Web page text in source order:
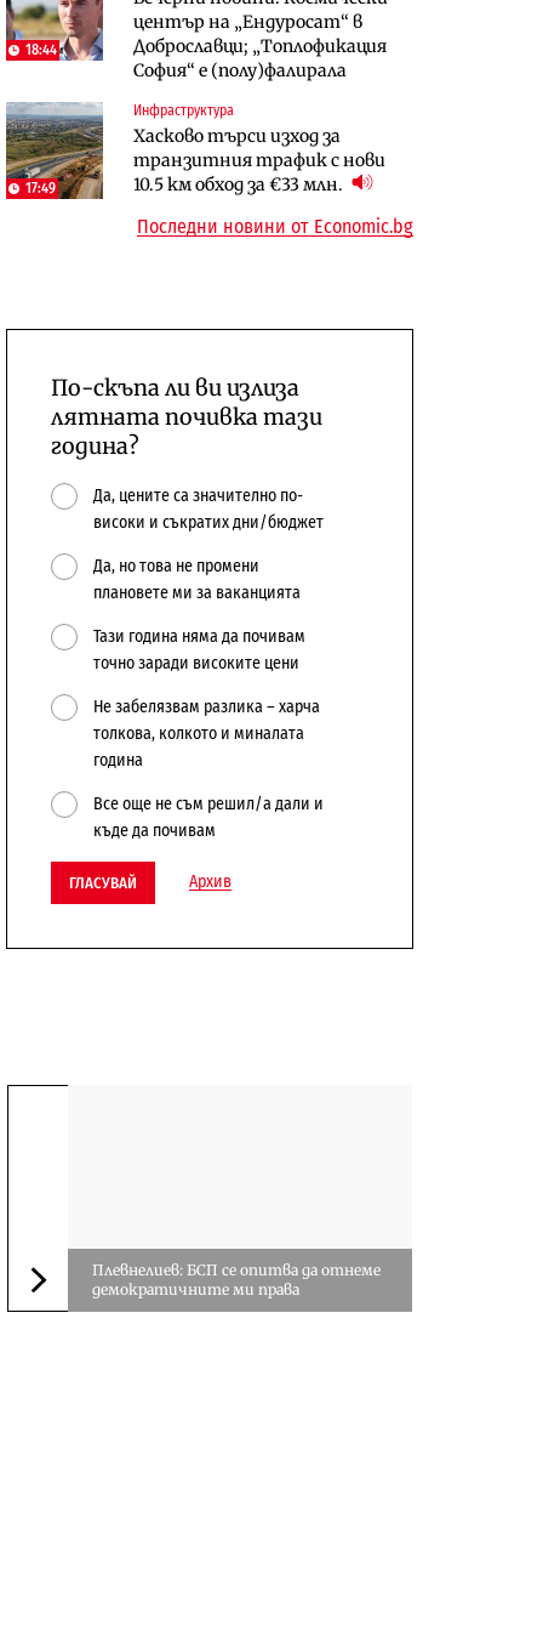
18:44
център на „Ендуросат“ в
Доброславци; „Топлофикация
София“ e (полу)фалирала
17:49
Инфраструктура
Хасково търси изход за
транзитния трафик с нови
10.5 км обход за €33 млн.
откажат напълно от Google
Публични финанси
Общините вече зависят от
централната власт за 75% от
бюджетите си
население и все повече сгради
Компании
А1 отново е лидер при
технологичните компании и
системните интегратори
Последни новини от Economic.bg
По-скъпа ли ви излиза
лятната почивка тази
година?
Да, цените са значително по-
високи и съкратих дни/бюджет
Да, но това не промени
плановете ми за ваканцията
Тази година няма да почивам
точно заради високите цени
Не забелязвам разлика – харча
толкова, колкото и миналата
година
Все още не съм решил/а дали и
къде да почивам
ГЛАСУВАЙ Архив
Следваща новина
Плевнелиев: БСП се опитва да отнеме
демократичните ми права